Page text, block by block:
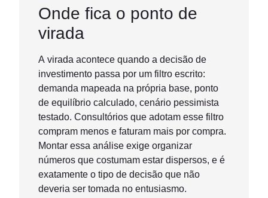
Onde fica o ponto de
virada
A virada acontece quando a decisão de
investimento passa por um filtro escrito:
demanda mapeada na própria base, ponto
de equilíbrio calculado, cenário pessimista
testado. Consultórios que adotam esse filtro
compram menos e faturam mais por compra.
Montar essa análise exige organizar
números que costumam estar dispersos, e é
exatamente o tipo de decisão que não
deveria ser tomada no entusiasmo.